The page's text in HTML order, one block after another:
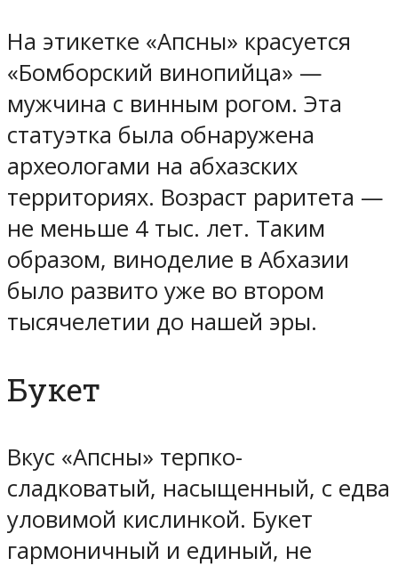
На этикетке «Апсны» красуется
«Бомборский винопийца» —
мужчина с винным рогом. Эта
статуэтка была обнаружена
археологами на абхазских
территориях. Возраст раритета —
не меньше 4 тыс. лет. Таким
образом, виноделие в Абхазии
было развито уже во втором
тысячелетии до нашей эры.
Букет
Вкус «Апсны» терпко-
сладковатый, насыщенный, с едва
уловимой кислинкой. Букет
гармоничный и единый, не